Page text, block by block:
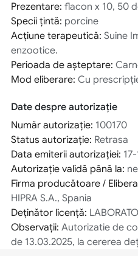
Prezentare: flacon x 10, 50
Specii ţintă: porcine
Acţiune terapeutică: Suine
enzootice.
Perioada de aşteptare:
Mod eliberare: Cu
Date despre autorizație
Număr autorizaţie: 100170
Status autorizaţie: Retrasa
Data emiterii autorizaţiei:
Autorizaţie validă până la:
Firma producătoare /
HIPRA S.A., Spania
Deținător licenţă:
Observaţii: Autorizatie de
de 13.03.2025, la cererea